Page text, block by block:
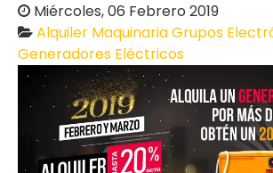
Miércoles, 06 Febrero 2019
Alquiler MaquinariaGrupos
Generadores Eléctricos